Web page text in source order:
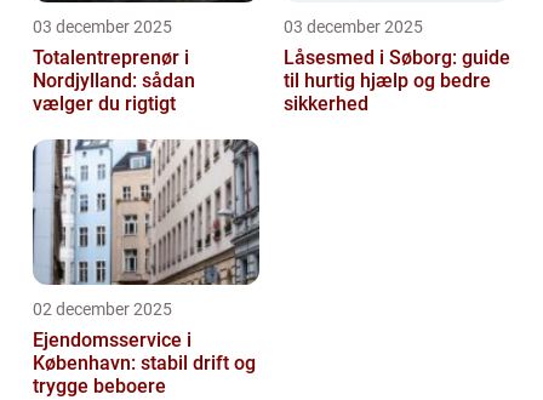
03 december 2025
Totalentreprenør i
Nordjylland: sådan
vælger du rigtigt
03 december 2025
Låsesmed i Søborg: guide
til hurtig hjælp og bedre
sikkerhed
02 december 2025
Ejendomsservice i
København: stabil drift og
trygge beboere